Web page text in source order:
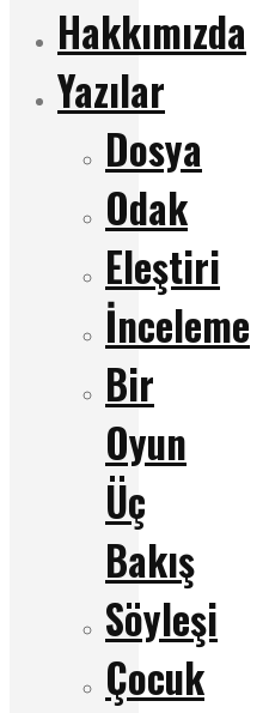
Hakkımızda
Yazılar
Dosya
Odak
Eleştiri
İnceleme
Bir
Oyun
Üç
Bakış
Söyleşi
Çocuk